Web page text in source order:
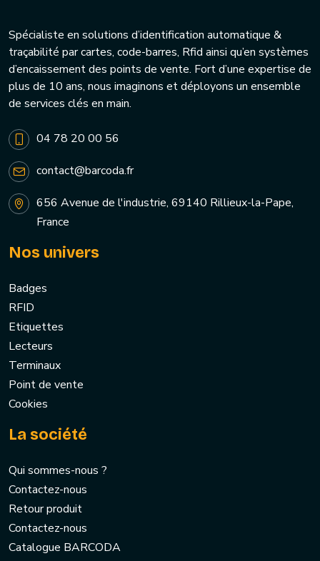
Spécialiste en solutions d’identification automatique &
traçabilité par cartes, code-barres, Rfid ainsi qu’en systèmes
d’encaissement des points de vente. Fort d’une expertise de
plus de 10 ans, nous imaginons et déployons un ensemble
de services clés en main.
04 78 20 00 56
contact@barcoda.fr
656 Avenue de l'industrie, 69140 Rillieux-la-Pape,
France
Nos univers
Badges
RFID
Etiquettes
Lecteurs
Terminaux
Point de vente
Cookies
La société
Qui sommes-nous ?
Contactez-nous
Retour produit
Contactez-nous
Catalogue BARCODA